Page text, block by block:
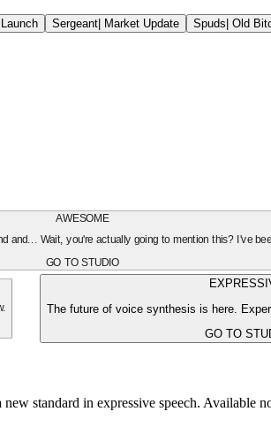
Sergeant| Market Update Spuds| Old
AWESOME
Wait, you're actually going to mention this? I've
GO TO STUDIO
The future of voice synthesis is here.
GO TO
standard in expressive speech. Available